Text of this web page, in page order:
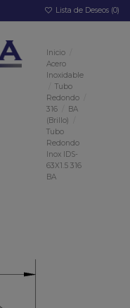
Lista de Deseos (0)
Inicio
Acero
Inoxidable
Tubo
Redondo
316
BA
(Brillo)
Tubo
Redondo
Inox IDS-
63X1.5 316
BA